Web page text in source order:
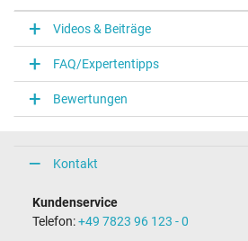
Videos & Beiträge
FAQ/Expertentipps
Bewertungen
Kontakt
Kundenservice
Telefon:+49 7823 96 123 - 0